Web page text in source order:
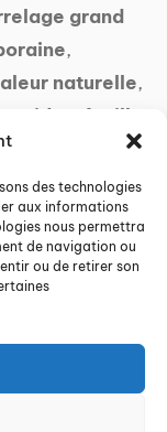
des technologies
aux informations
nous permettra
de navigation ou
ou de retirer son
grand
,
naturelle,
feuille
. Chaque
règles de
le temps.